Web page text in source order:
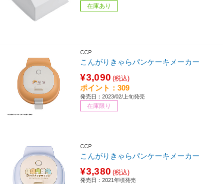
在庫あり
CCP
こんがりきゃらパンケーキメーカー
¥3,090 (税込)
ポイント：309
発売日：2023/02/上旬発売
在庫限り
CCP
こんがりきゃらパンケーキメーカー
¥3,380 (税込)
発売日：2021年頃発売